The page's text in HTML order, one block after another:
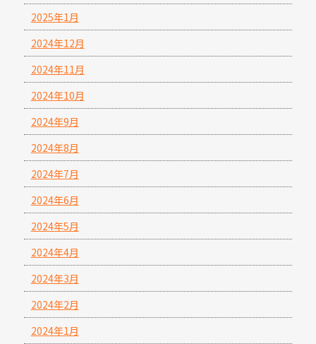
2025年1月
2024年12月
2024年11月
2024年10月
2024年9月
2024年8月
2024年7月
2024年6月
2024年5月
2024年4月
2024年3月
2024年2月
2024年1月